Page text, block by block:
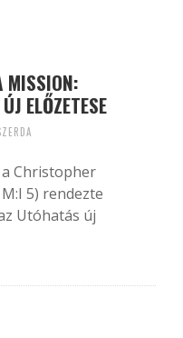
MISSION:
ELŐZETESE
Christopher
5) rendezte
Utóhatás új